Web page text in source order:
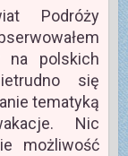
Podróży
na polskich
się
tematyką
Nic
możliwość